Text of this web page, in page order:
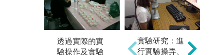
透過實際的實
驗操作及實驗
藉由理論概念
實驗研究：進
行實驗操弄、